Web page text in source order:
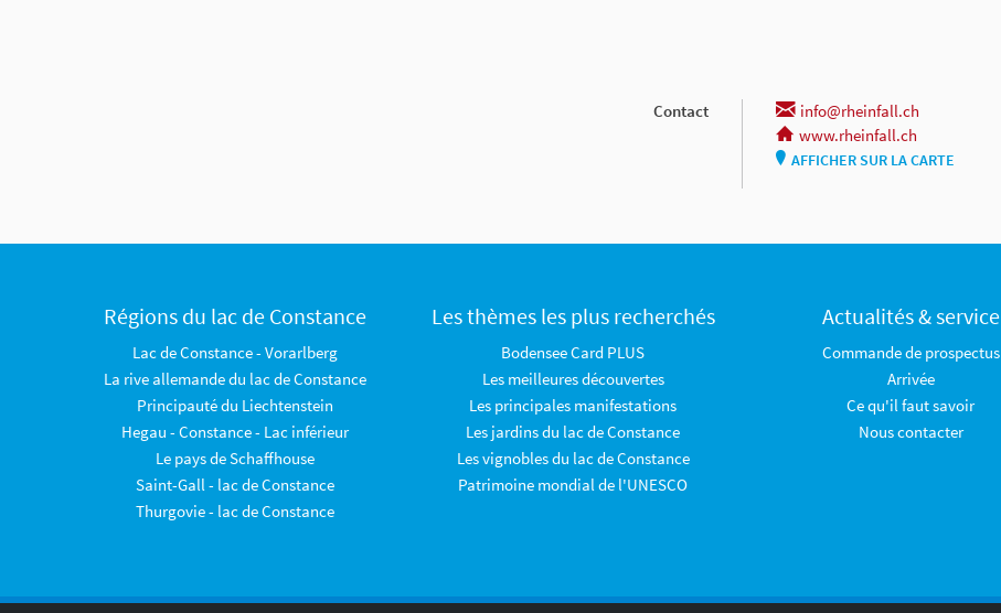
Contact
info@rheinfall.ch
www.rheinfall.ch
AFFICHER SUR LA CARTE
Régions du lac de Constance
Lac de Constance - Vorarlberg
La rive allemande du lac de Constance
Principauté du Liechtenstein
Hegau - Constance - Lac inférieur
Le pays de Schaffhouse
Saint-Gall - lac de Constance
Thurgovie - lac de Constance
Les thèmes les plus recherchés
Bodensee Card PLUS
Les meilleures découvertes
Les principales manifestations
Les jardins du lac de Constance
Les vignobles du lac de Constance
Patrimoine mondial de l'UNESCO
Actualités & service
Commande de prospectus
Arrivée
Ce qu'il faut savoir
Nous contacter